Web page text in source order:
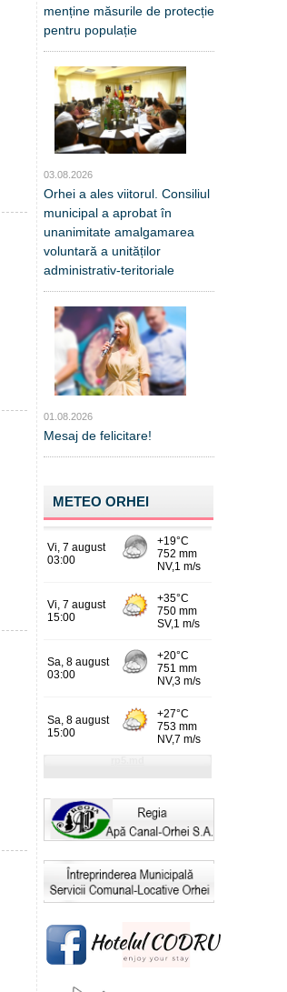
menține măsurile de protecție
pentru populație
03.08.2026
Orhei a ales viitorul. Consiliul
municipal a aprobat în
unanimitate amalgamarea
voluntară a unităților
administrativ-teritoriale
01.08.2026
Mesaj de felicitare!
METEO ORHEI